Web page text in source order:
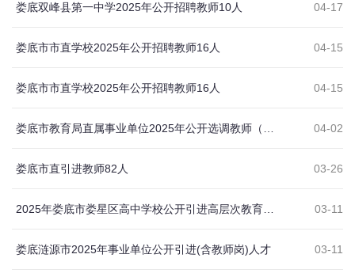
04-17
娄底双峰县第一中学2025年公开招聘教师10人
04-15
娄底市市直学校2025年公开招聘教师16人
04-15
娄底市市直学校2025年公开招聘教师16人
04-02
03-26
娄底市直引进教师82人
03-11
03-11
娄底涟源市2025年事业单位公开引进(含教师岗)人才